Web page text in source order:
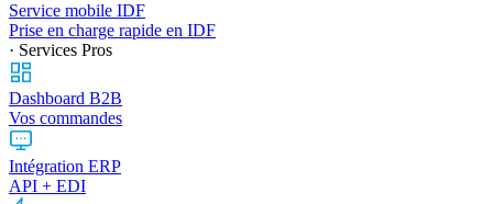
Service mobile IDF
Prise en charge rapide en IDF
· Services Pros
Dashboard B2B
Vos commandes
Intégration ERP
API + EDI